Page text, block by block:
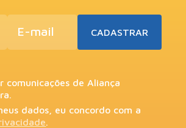
comunicações de Aliança
dados, eu concordo com a